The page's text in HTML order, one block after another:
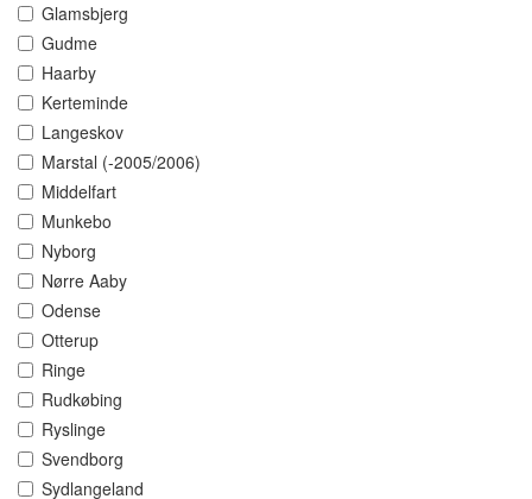
Glamsbjerg
Gudme
Haarby
Kerteminde
Langeskov
Marstal (-2005/2006)
Middelfart
Munkebo
Nyborg
Nørre Aaby
Odense
Otterup
Ringe
Rudkøbing
Ryslinge
Svendborg
Sydlangeland